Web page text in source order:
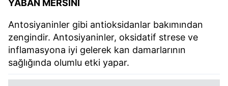
YABAN MERSİNİ
Antosiyaninler gibi antioksidanlar bakımından
zengindir. Antosiyaninler, oksidatif strese ve
inflamasyona iyi gelerek kan damarlarının
sağlığında olumlu etki yapar.